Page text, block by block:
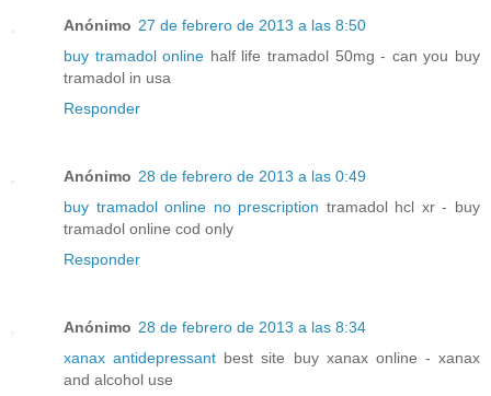
Anónimo 27 de febrero de 2013 a las 8:50
buy tramadol online half life tramadol 50mg - can you buy
tramadol in usa
Responder
Anónimo 28 de febrero de 2013 a las 0:49
buy tramadol online no prescription tramadol hcl xr - buy
tramadol online cod only
Responder
Anónimo 28 de febrero de 2013 a las 8:34
xanax antidepressant best site buy xanax online - xanax
and alcohol use